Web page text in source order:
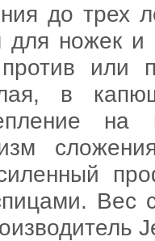
до трех
для ножек
против
в
Вес